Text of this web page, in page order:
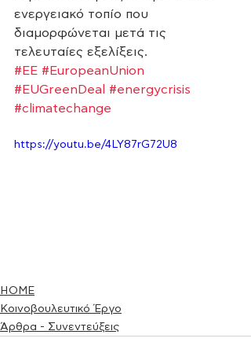
ενεργειακό τοπίο που
διαμορφώνεται μετά τις
τελευταίες εξελίξεις.
#ΕΕ #EuropeanUnion
#EUGreenDeal
#energycrisis
#climatechange
https://youtu.be/4LY87rG72U8
HOME
Κοινοβουλευτικό Έργο
Άρθρα - Συνεντεύξεις